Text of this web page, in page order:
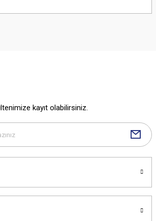
öneri formunu kullanarak tarafımıza
alternatifler olmalı.
kayıt olabilirsiniz.